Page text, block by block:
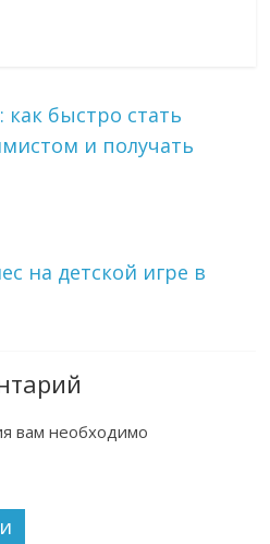
быстро стать
и получать
на детской игре в
вам необходимо